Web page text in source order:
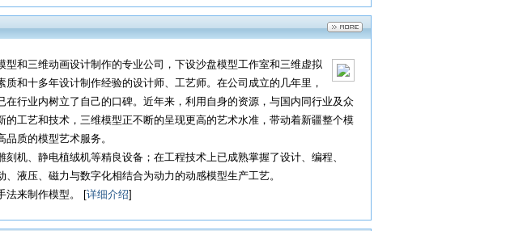
型和三维动画设计制作的专业公司，下设沙盘模型工作室和三维虚拟
和十多年设计制作经验的设计师、工艺师。在公司成立的几年里，
行业内树立了自己的口碑。近年来，利用自身的资源，与国内同行业及众
的工艺和技术，三维模型正不断的呈现更高的艺术水准，带动着新疆整个模
质的模型艺术服务。
机、静电植绒机等精良设备；在工程技术上已成熟掌握了设计、编程、
液压、磁力与数字化相结合为动力的动感模型生产工艺。
法来制作模型。 [详细介绍]